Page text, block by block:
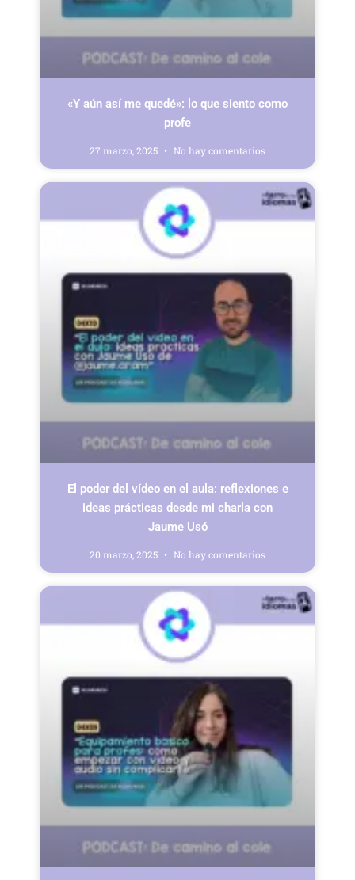
«Y aún así me quedé»: lo que siento como
profe
27 marzo, 2025 No hay comentarios
El poder del vídeo en el aula: reflexiones e
ideas prácticas desde mi charla con
Jaume Usó
20 marzo, 2025 No hay comentarios